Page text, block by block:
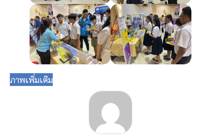
ภาพเพิ่มเติม